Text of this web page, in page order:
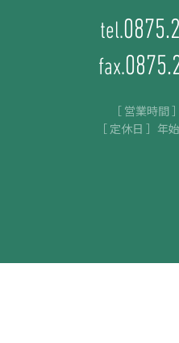
tel.
fax.
［ 営業時間
［ 定休日 ］年